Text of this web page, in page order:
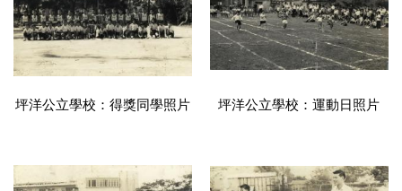
坪洋公立學校：得獎同學照片 坪洋公立學校：運動日照片